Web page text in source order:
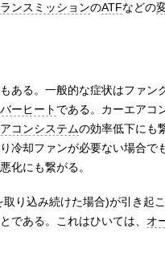
ンスミッションのATFなどの
ある。一般的な症状はファン
ーヒート である。カーエアコ
コンシステムの効率低下にも
冷却ファンが必要ない場合で
化にも繋がる。
り込み続けた場合)が引き起
である。これはひいては、 オ